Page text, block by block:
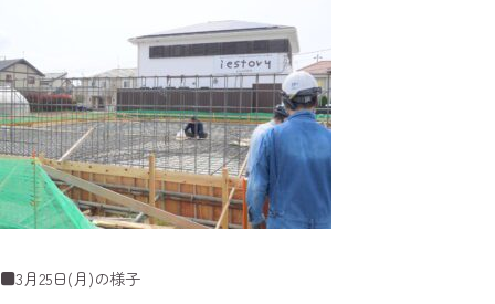
■3月25日(月)の様子